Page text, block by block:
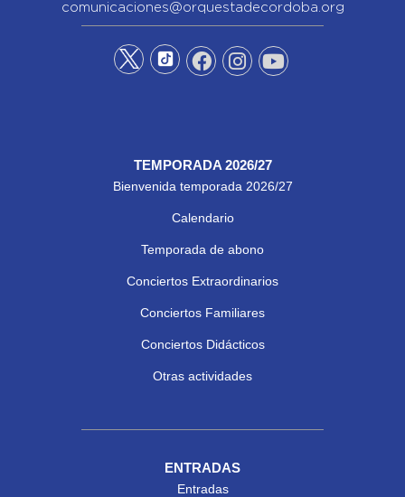
comunicaciones@orquestadecordoba.org
TEMPORADA 2026/27
Bienvenida temporada 2026/27
Calendario
Temporada de abono
Conciertos Extraordinarios
Conciertos Familiares
Conciertos Didácticos
Otras actividades
ENTRADAS
Entradas